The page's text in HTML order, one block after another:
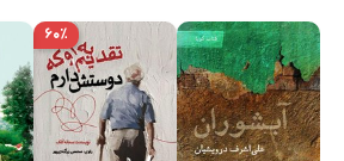
۶۰٪